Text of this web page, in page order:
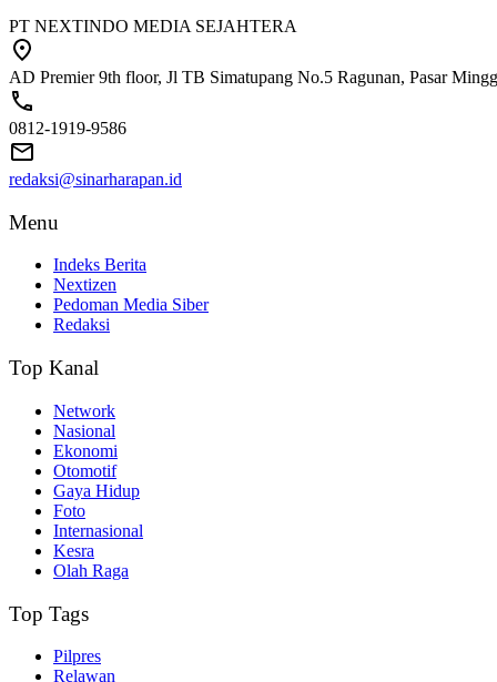
PT NEXTINDO MEDIA SEJAHTERA
AD Premier 9th floor, Jl TB Simatupang No.5 Ragunan, Pasar
0812-1919-9586
redaksi@sinarharapan.id
Menu
Indeks Berita
Nextizen
Pedoman Media Siber
Redaksi
Top Kanal
Network
Nasional
Ekonomi
Otomotif
Gaya Hidup
Foto
Internasional
Kesra
Olah Raga
Top Tags
Pilpres
Relawan